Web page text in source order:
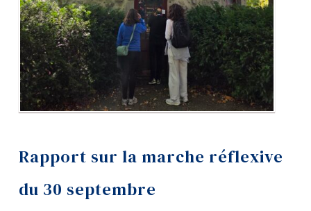
Rapport sur la marche réflexive
du 30 septembre